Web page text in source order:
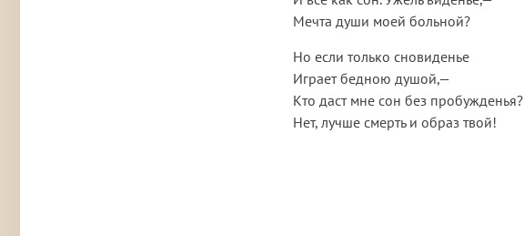
Мечта души моей больной?
Но если только сновиденье
Играет бедною душой,—
Кто даст мне сон без пробужденья?
Нет, лучше смерть и образ твой!